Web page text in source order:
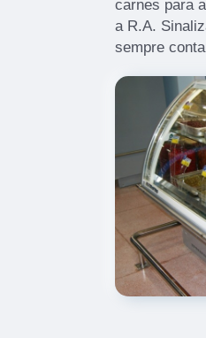
carnes para
a R.A.
sempre